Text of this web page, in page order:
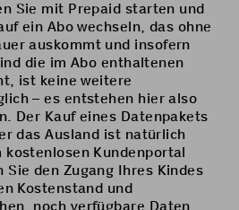
Sie mit Prepaid starten und
ein Abo wechseln, das ohne
auskommt und insofern
die im Abo enthaltenen
ist keine weitere
– es entstehen hier also
Der Kauf eines Datenpakets
das Ausland ist natürlich
Kundenportal
Sie den Zugang Ihres Kindes
Kostenstand und
noch verfügbare Daten